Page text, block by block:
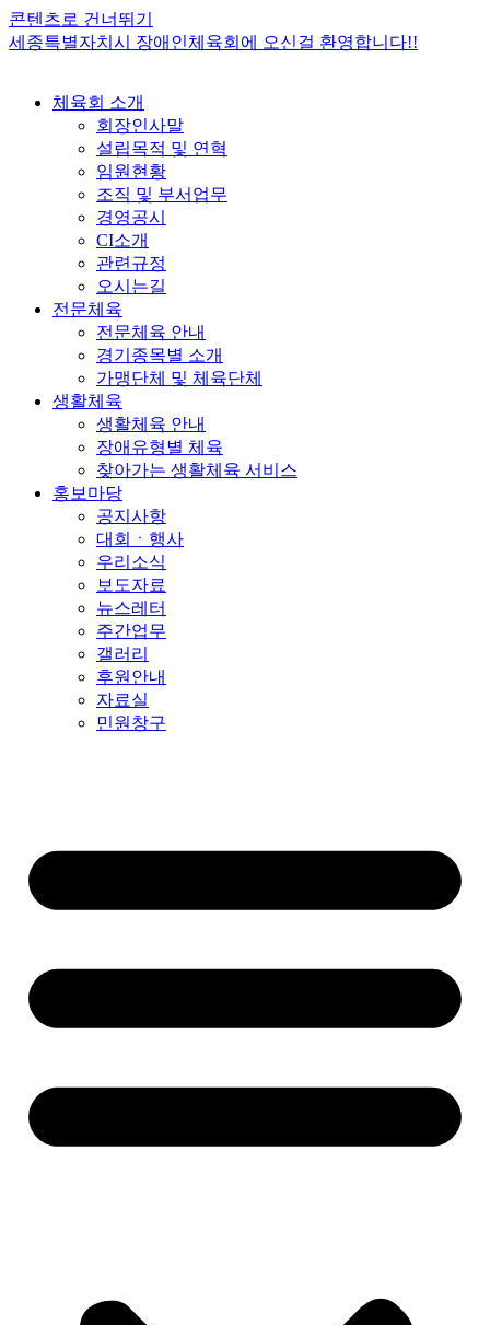
콘텐츠로 건너뛰기
세종특별자치시 장애인체육회에 오신걸 환영합니다!!
체육회 소개
회장인사말
설립목적 및 연혁
임원현황
조직 및 부서업무
경영공시
CI소개
관련규정
오시는길
전문체육
전문체육 안내
경기종목별 소개
가맹단체 및 체육단체
생활체육
생활체육 안내
장애유형별 체육
찾아가는 생활체육 서비스
홍보마당
공지사항
대회ㆍ행사
우리소식
보도자료
뉴스레터
주간업무
갤러리
후원안내
자료실
민원창구